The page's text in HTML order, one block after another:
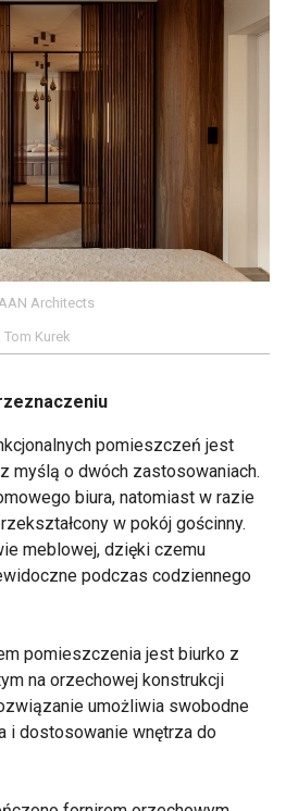
Architects
Kurek
pomieszczeń jest
myślą o dwóch zastosowaniach.
biura, natomiast w razie
w pokój gościnny.
meblowej, dzięki czemu
podczas codziennego
pomieszczenia jest biurko z
na orzechowej konstrukcji
umożliwia swobodne
i dostosowanie wnętrza do